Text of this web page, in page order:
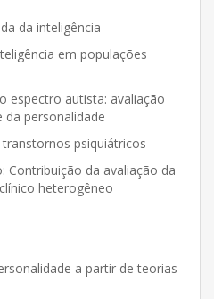
da inteligência
em populações
espectro autista: avaliação
da personalidade
psiquiátricos
Contribuição da avaliação da
heterogêneo
a partir de teorias